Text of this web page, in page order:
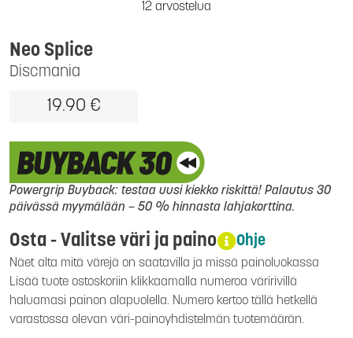
12 arvostelua
Discmania
Neo Splice
19.90 €
Powergrip Buyback: testaa uusi kiekko riskittä! Palautus 30
päivässä myymälään – 50 % hinnasta lahjakorttina.
Osta - Valitse väri ja paino Ohje
Näet alta mitä värejä on saatavilla ja missä painoluokassa
Lisää tuote ostoskoriin klikkaamalla numeroa väririvillä
haluamasi painon alapuolella. Numero kertoo tällä hetkellä
varastossa olevan väri-painoyhdistelmän tuotemäärän.